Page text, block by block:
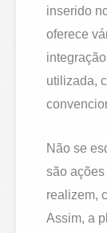
inserido
oferece
utilizada,
Não se
são
realizem,
Assim, a